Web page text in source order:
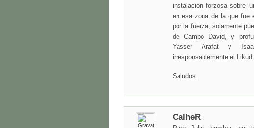
instalación forzosa sobre
en esa zona de la que fue
por la fuerza, solamente
de Campo David, y
Yasser Arafat y
irresponsablemente el
Saludos.
CalheR ↓